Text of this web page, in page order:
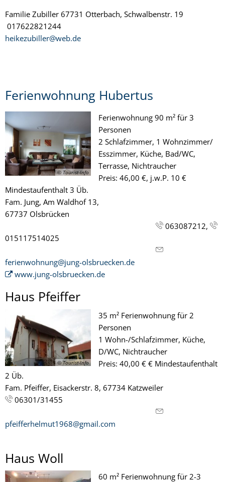
Familie Zubiller 67731 Otterbach, Schwalbenstr. 19
017622821244
heikezubiller@web.de
Ferienwohnung Hubertus
© Tourist-Info
Ferienwohnung 90 m² für 3
Personen
2 Schlafzimmer, 1 Wohnzimmer/
Esszimmer, Küche, Bad/WC,
Terrasse, Nichtraucher
Preis: 46,00 €, j.w.P. 10 €
Mindestaufenthalt 3 Üb.
Fam. Jung, Am Waldhof 13,
67737 Olsbrücken
063087212,
015117514025
ferienwohnung@jung-olsbruecken.de
www.jung-olsbruecken.de
Haus Pfeiffer
© Tourist-Info
35 m² Ferienwohnung für 2
Personen
1 Wohn-/Schlafzimmer, Küche,
D/WC, Nichtraucher
Preis: 40,00 € € Mindestaufenthalt
2 Üb.
Fam. Pfeiffer, Eisackerstr. 8, 67734 Katzweiler
06301/31455
pfeifferhelmut1968@gmail.com
Haus Woll
60 m² Ferienwohnung für 2-3